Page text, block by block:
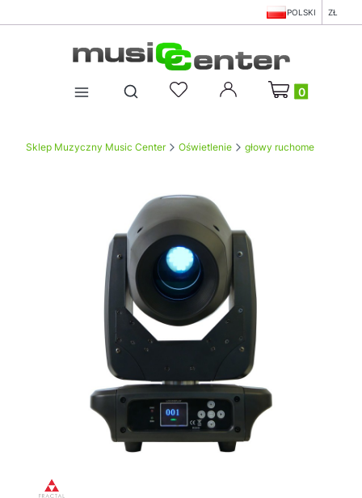
POLSKI ZŁ
Otwórz wyszukiwarkę
Produkty w
Sklep Muzyczny Music Center Oświetlenie głowy ruchome